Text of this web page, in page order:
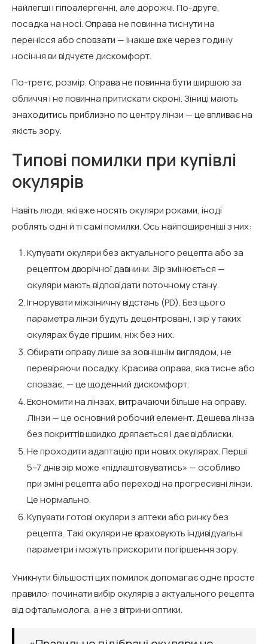
найлегші і гіпоалергенні, але дорожчі. По-друге,
посадка на носі. Оправа не повинна тиснути на
перенісся або сповзати — інакше вже через годину
носіння ви відчуєте дискомфорт.
По-третє, розмір. Оправа не повинна бути ширшою за
обличчя і не повинна притискати скроні. Зіниці мають
знаходитись приблизно по центру лінзи — це впливає на
якість зору.
Типові помилки при купівлі
окулярів
Навіть люди, які вже носять окуляри роками, іноді
роблять одні й ті самі помилки. Ось найпоширеніші з них:
Купувати окуляри без актуального рецепта або за
рецептом дворічної давнини. Зір змінюється —
окуляри мають відповідати поточному стану.
Ігнорувати міжзіничну відстань (PD). Без цього
параметра лінзи будуть децентровані, і зір у таких
окулярах буде гіршим, ніж без них.
Обирати оправу лише за зовнішнім виглядом, не
перевіряючи посадку. Красива оправа, яка тисне або
сповзає, — це щоденний дискомфорт.
Економити на лінзах, витрачаючи більше на оправу.
Лінзи — це основний робочий елемент. Дешева лінза
без покриттів швидко дряпається і дає відблиски.
Не проходити адаптацію при нових окулярах. Перші
5–7 днів зір може «підлаштовуватись» — особливо
при зміні рецепта або переході на прогресивні лінзи.
Це нормально.
Купувати готові окуляри з аптеки або ринку без
рецепта. Такі окуляри не враховують індивідуальні
параметри і можуть прискорити погіршення зору.
Уникнути більшості цих помилок допомагає одне просте
правило: починати вибір окулярів з актуального рецепта
від офтальмолога, а не з вітрини оптики.